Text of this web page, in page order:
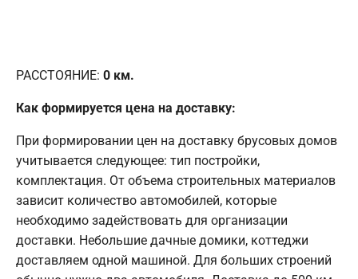
РАССТОЯНИЕ: 0 км.
Как формируется цена на доставку:
При формировании цен на доставку брусовых домов
учитывается следующее: тип постройки,
комплектация. От объема строительных материалов
зависит количество автомобилей, которые
необходимо задействовать для организации
доставки. Небольшие дачные домики, коттеджи
доставляем одной машиной. Для больших строений